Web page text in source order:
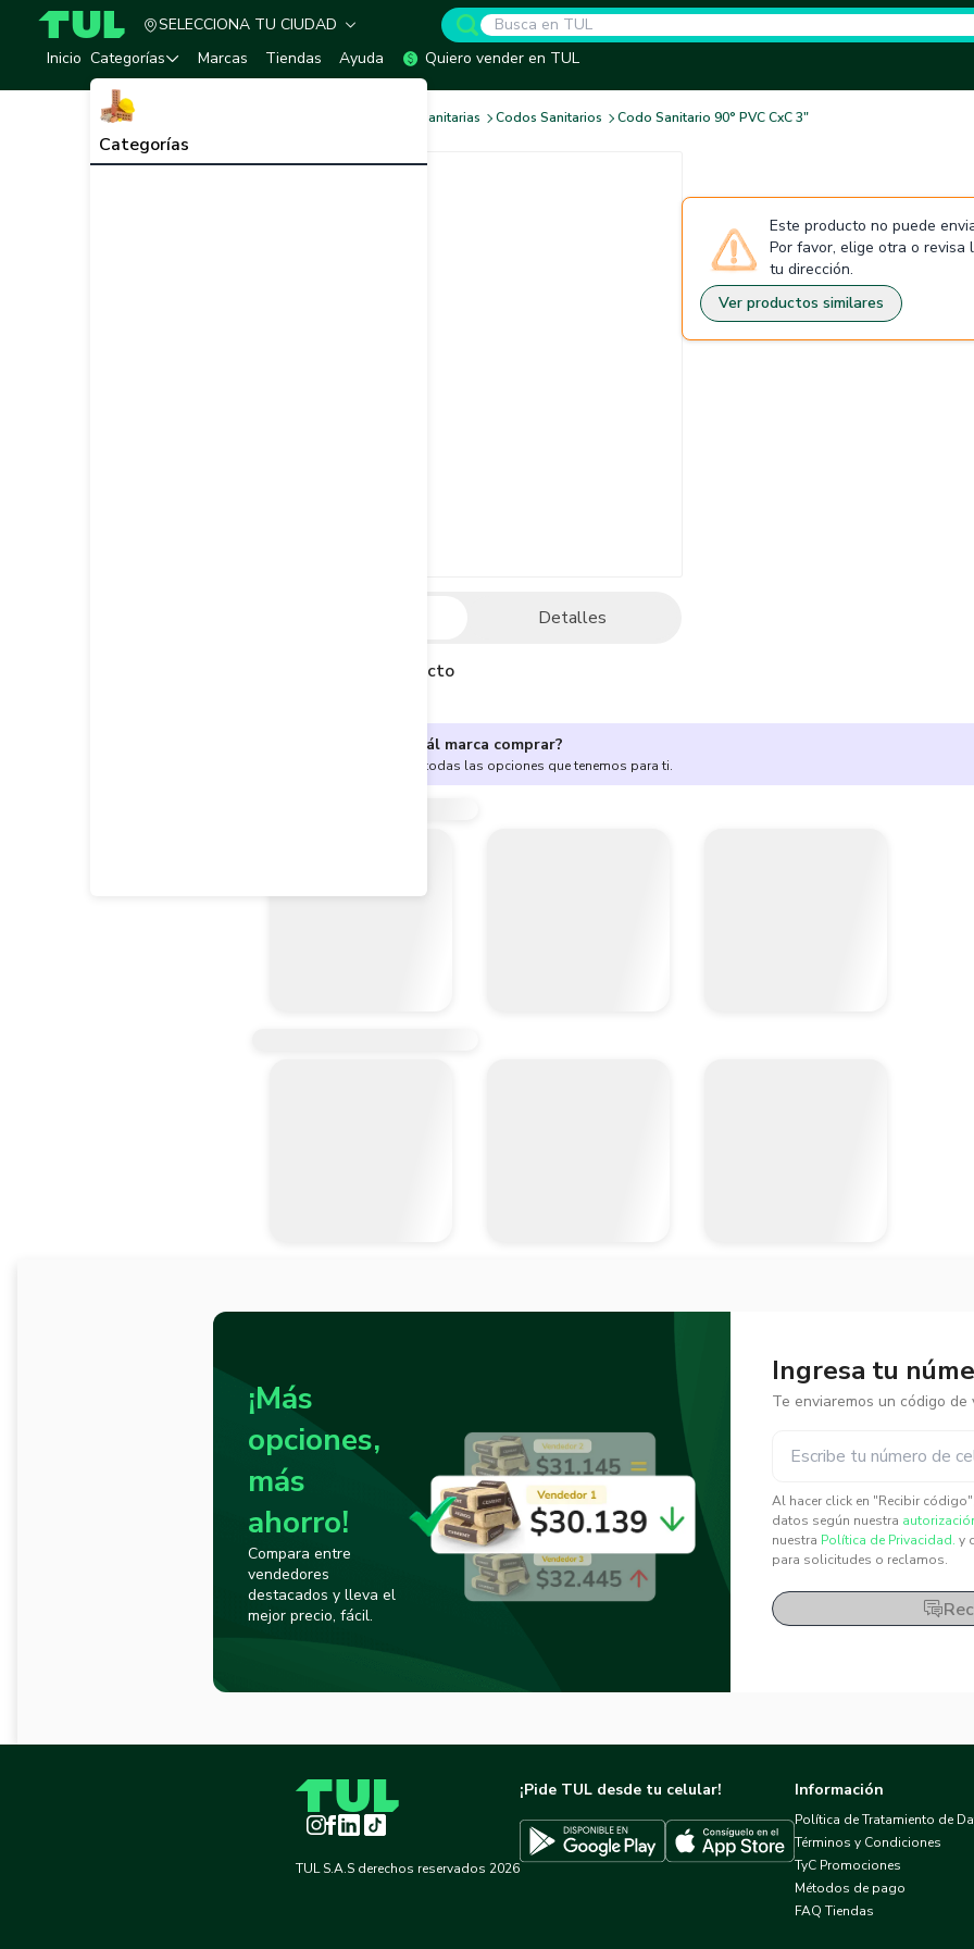
TUL - Tu Marketplace de Construcción
SELECCIONA TU CIUDAD
Inicio Categorías
Categorías
Marcas Tiendas Ayuda Quiero vender en TUL
Redes Sanitarias Codos Sanitarios Codo Sanitario 90° PVC CxC 3"
Detalles
Descripción del producto
Este producto no puede
Por favor, elige otra o revisa
tu dirección.
Ver productos similares
¿No sabes cuál marca comprar?
Encuentra aquí todas las opciones que tenemos para ti.
¡Más
opciones,
más
ahorro!
Compara entre
vendedores
destacados y lleva el
mejor precio, fácil.
Ingresa tu
Te enviaremos un código de
Al hacer click en "Recibir
datos según nuestra
nuestra Política de Privacidad. y
para solicitudes o reclamos.
Instagram
Facebook
LinkedInTikTok
TUL S.A.S derechos reservados 2026
¡Pide TUL desde tu celular!
Descargar TUL en Google PlayDescargar TUL en App Store
Información
Política de Tratamiento de
Términos y Condiciones
TyC Promociones
Métodos de pago
FAQ Tiendas